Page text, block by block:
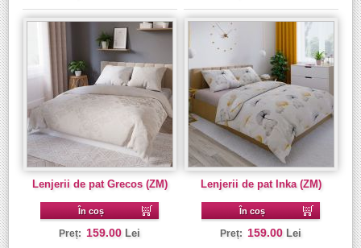
Lenjerii de pat Grecos (ZM)
În coș
Preț: 159.00 Lei
Lenjerii de pat Inka (ZM)
În coș
Preț: 159.00 Lei